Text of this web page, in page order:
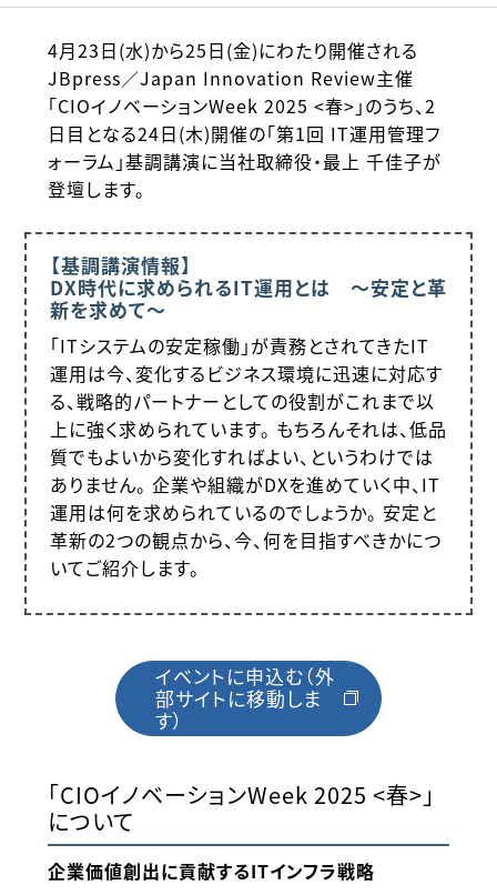
4月23日(水)から25日(金)にわたり開催される
JBpress／Japan Innovation Review主催
「CIOイノベーションWeek 2025 <春>」のうち、2
日目となる24日(木)開催の「第1回 IT運用管理フ
ォーラム」基調講演に当社取締役・最上 千佳子が
登壇します。
【基調講演情報】
DX時代に求められるIT運用とは ～安定と革
新を求めて～
「ITシステムの安定稼働」が責務とされてきたIT
運用は今、変化するビジネス環境に迅速に対応す
る、戦略的パートナーとしての役割がこれまで以
上に強く求められています。 もちろんそれは、低品
質でもよいから変化すればよい、というわけでは
ありません。 企業や組織がDXを進めていく中、IT
運用は何を求められているのでしょうか。 安定と
革新の2つの観点から、今、何を目指すべきかにつ
いてご紹介します。
イベントに申込む（外
部サイトに移動しま
す）
「CIOイノベーションWeek 2025 <春>」
について
企業価値創出に貢献するITインフラ戦略